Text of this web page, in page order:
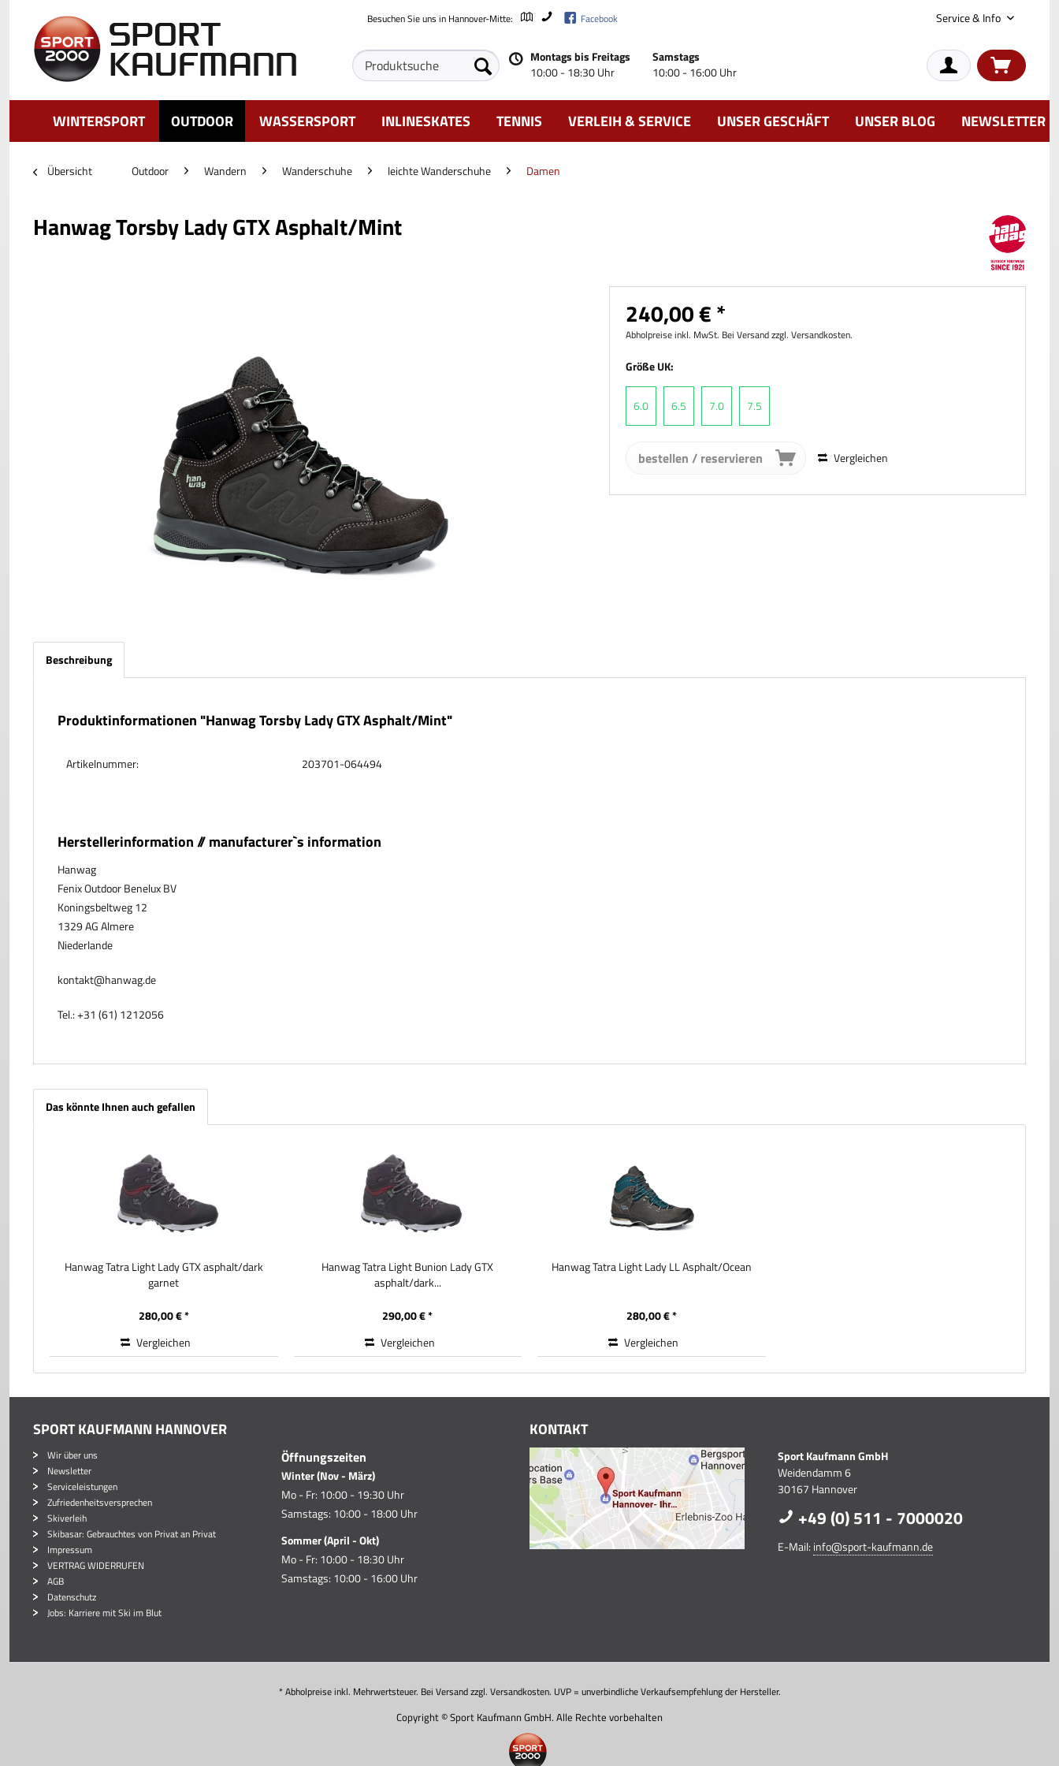
Besuchen Sie uns in Hannover-Mitte: Facebook Service & Info
Montags bis Freitags
10:00 - 18:30 Uhr
Samstags
10:00 - 16:00 Uhr
WINTERSPORT OUTDOOR WASSERSPORT INLINESKATES TENNIS VERLEIH & SERVICE UNSER GESCHÄFT UNSER BLOG NEWSLETTER
Übersicht Outdoor Wandern Wanderschuhe leichte Wanderschuhe Damen
Hanwag Torsby Lady GTX Asphalt/Mint
240,00 € *
Abholpreise inkl. MwSt. Bei Versand zzgl. Versandkosten.
Größe UK:
6.0 6.5 7.0 7.5
bestellen / reservieren Vergleichen
Beschreibung
Produktinformationen "Hanwag Torsby Lady GTX Asphalt/Mint"
Artikelnummer: 203701-064494
Herstellerinformation // manufacturer`s information
Hanwag
Fenix Outdoor Benelux BV
Koningsbeltweg 12
1329 AG Almere
Niederlande
kontakt@hanwag.de
Tel.: +31 (61) 1212056
Das könnte Ihnen auch gefallen
Hanwag Tatra Light Lady GTX asphalt/dark
garnet
280,00 € *
Vergleichen
Hanwag Tatra Light Bunion Lady GTX
asphalt/dark...
290,00 € *
Vergleichen
Hanwag Tatra Light Lady LL Asphalt/Ocean
280,00 € *
Vergleichen
SPORT KAUFMANN HANNOVER
Wir über uns
Newsletter
Serviceleistungen
Zufriedenheitsversprechen
Skiverleih
Skibasar: Gebrauchtes von Privat an Privat
Impressum
VERTRAG WIDERRUFEN
AGB
Datenschutz
Jobs: Karriere mit Ski im Blut
Öffnungszeiten
Winter (Nov - März)
Mo - Fr: 10:00 - 19:30 Uhr
Samstags: 10:00 - 18:00 Uhr
Sommer (April - Okt)
Mo - Fr: 10:00 - 18:30 Uhr
Samstags: 10:00 - 16:00 Uhr
KONTAKT
Sport Kaufmann GmbH
Weidendamm 6
30167 Hannover
+49 (0) 511 - 7000020
E-Mail: info@sport-kaufmann.de
* Abholpreise inkl. Mehrwertsteuer. Bei Versand zzgl. Versandkosten. UVP = unverbindliche Verkaufsempfehlung der Hersteller.
Copyright © Sport Kaufmann GmbH. Alle Rechte vorbehalten